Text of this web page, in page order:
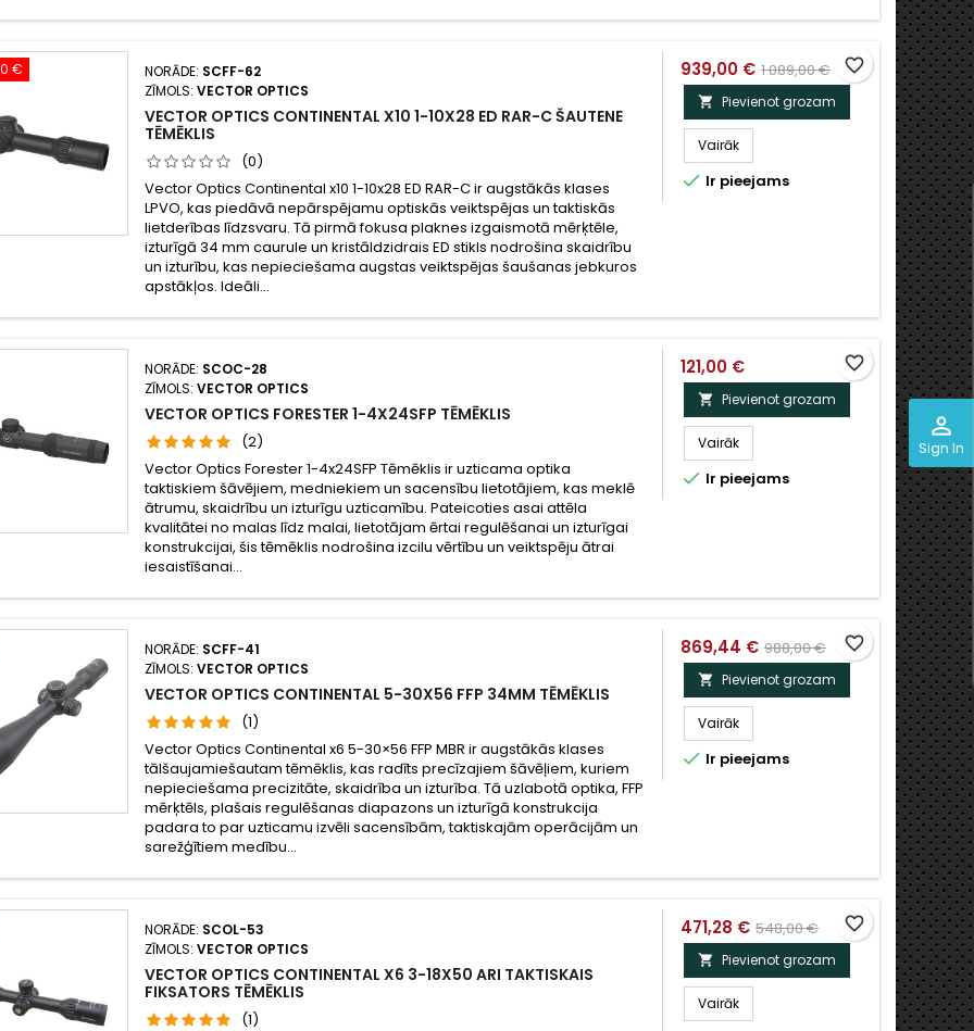
perm_identity
Sign In
€ NORĀDE: SCFF-62
ZĪMOLS:VECTOR OPTICS
VECTOR OPTICS CONTINENTAL X10 1-10X28 ED RAR-C ŠAUTENE
TĒMĒKLIS
(0)
Vector Optics Continental x10 1-10x28 ED RAR-C ir augstākās klases
LPVO, kas piedāvā nepārspējamu optiskās veiktspējas un taktiskās
lietderības līdzsvaru. Tā pirmā fokusa plaknes izgaismotā mērķtēle,
izturīgā 34 mm caurule un kristāldzidrais ED stikls nodrošina skaidrību
un izturību, kas nepieciešama augstas veiktspējas šaušanas jebkuros
apstākļos. Ideāli...
939,00 € 1 089,00 €
 Pievienot grozam
Vairāk
 Ir pieejams
favorite_border
NORĀDE: SCOC-28
ZĪMOLS:VECTOR OPTICS
VECTOR OPTICS FORESTER 1-4X24SFP TĒMĒKLIS
(2)
Vector Optics Forester 1-4x24SFP Tēmēklis ir uzticama optika
taktiskiem šāvējiem, medniekiem un sacensību lietotājiem, kas meklē
ātrumu, skaidrību un izturīgu uzticamību. Pateicoties asai attēla
kvalitātei no malas līdz malai, lietotājam ērtai regulēšanai un izturīgai
konstrukcijai, šis tēmēklis nodrošina izcilu vērtību un veiktspēju ātrai
iesaistīšanai...
121,00 €
 Pievienot grozam
Vairāk
 Ir pieejams
favorite_border
NORĀDE: SCFF-41
ZĪMOLS:VECTOR OPTICS
VECTOR OPTICS CONTINENTAL 5-30X56 FFP 34MM TĒMĒKLIS
(1)
Vector Optics Continental x6 5-30×56 FFP MBR ir augstākās klases
tālšaujamiešautam tēmēklis, kas radīts precīzajiem šāvēļiem, kuriem
nepieciešama precizitāte, skaidrība un izturība. Tā uzlabotā optika, FFP
mērķtēls, plašais regulēšanas diapazons un izturīgā konstrukcija
padara to par uzticamu izvēli sacensībām, taktiskajām operācijām un
sarežģītiem medību...
869,44 € 988,00 €
 Pievienot grozam
Vairāk
 Ir pieejams
favorite_border
NORĀDE: SCOL-53
ZĪMOLS:VECTOR OPTICS
VECTOR OPTICS CONTINENTAL X6 3-18X50 ARI TAKTISKAIS
FIKSATORS TĒMĒKLIS
(1)
471,28 € 548,00 €
 Pievienot grozam
Vairāk
favorite_border